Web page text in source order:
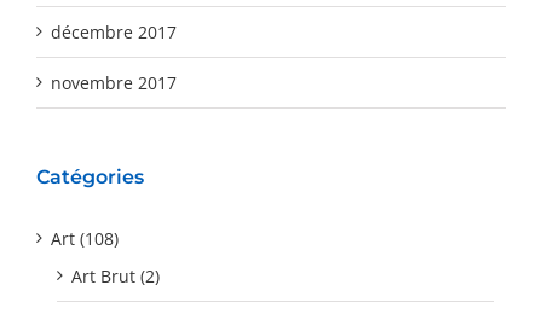
décembre 2017
novembre 2017
Catégories
Art (108)
Art Brut (2)